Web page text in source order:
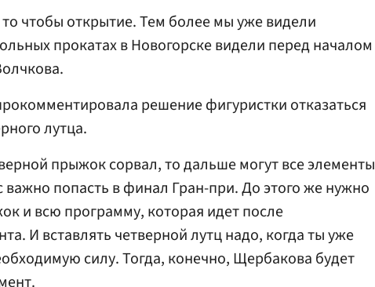
чтобы открытие. Тем более мы уже видели
прокатах в Новогорске видели перед началом
решение фигуристки отказаться
лутца.
прыжок сорвал, то дальше могут все элементы
важно попасть в финал Гран-при. До этого же нужно
и всю программу, которая идет после
И вставлять четверной лутц надо, когда ты уже
силу. Тогда, конечно, Щербакова будет